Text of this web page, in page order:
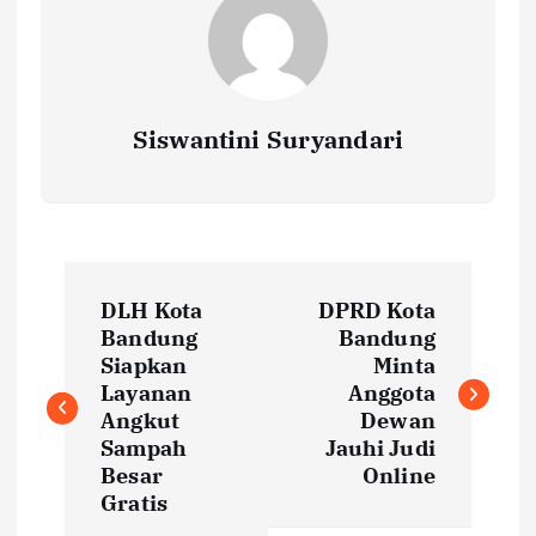
Siswantini Suryandari
s
DLH Kota
Bandung
Siapkan
Layanan
Angkut
Sampah
Besar
Gratis
DPRD Kota
Bandung
Minta
Anggota
Dewan
Jauhi Judi
Online